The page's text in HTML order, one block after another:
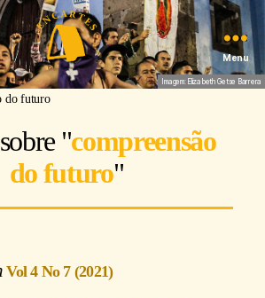
Menu
Imagem: Elizabeth Getse Barrera
do futuro
"compreensão
do futuro"
Vol 4 No 7 (2021)